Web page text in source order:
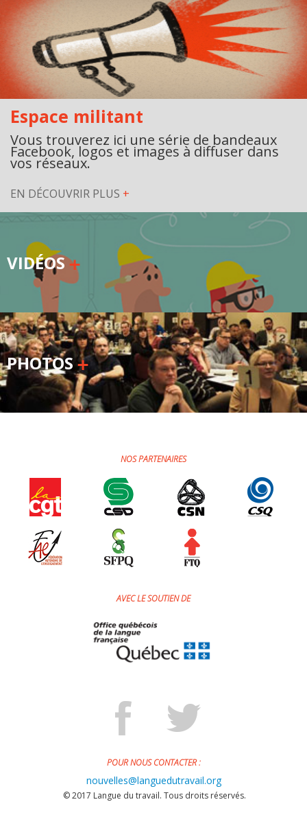
Témoignages
Espace militant
Matériel à télécharger
Nos campagnes
Espace militant
Vous trouverez ici une série de bandeaux
Facebook, logos et images à diffuser dans
vos réseaux.
EN DÉCOUVRIR PLUS +
VIDÉOS
PHOTOS
NOS PARTENAIRES
AVEC LE SOUTIEN DE
POUR NOUS CONTACTER :
nouvelles@languedutravail.org
© 2017 Langue du travail. Tous droits réservés.